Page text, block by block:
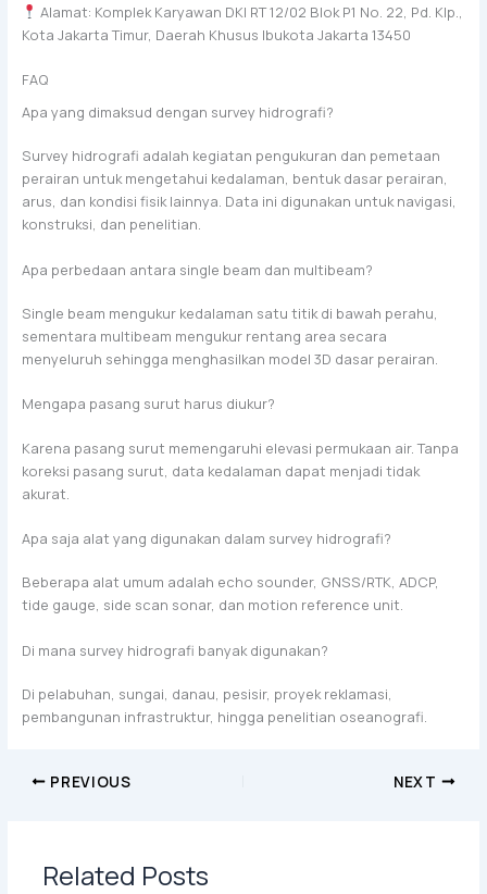
Alamat: Komplek Karyawan DKI RT 12/02 Blok P1 No. 22, Pd. Klp.,
Kota Jakarta Timur, Daerah Khusus Ibukota Jakarta 13450
FAQ
Apa yang dimaksud dengan survey hidrografi?
Survey hidrografi adalah kegiatan pengukuran dan pemetaan
perairan untuk mengetahui kedalaman, bentuk dasar perairan,
arus, dan kondisi fisik lainnya. Data ini digunakan untuk navigasi,
konstruksi, dan penelitian.
Apa perbedaan antara single beam dan multibeam?
Single beam mengukur kedalaman satu titik di bawah perahu,
sementara multibeam mengukur rentang area secara
menyeluruh sehingga menghasilkan model 3D dasar perairan.
Mengapa pasang surut harus diukur?
Karena pasang surut memengaruhi elevasi permukaan air. Tanpa
koreksi pasang surut, data kedalaman dapat menjadi tidak
akurat.
Apa saja alat yang digunakan dalam survey hidrografi?
Beberapa alat umum adalah echo sounder, GNSS/RTK, ADCP,
tide gauge, side scan sonar, dan motion reference unit.
Di mana survey hidrografi banyak digunakan?
Di pelabuhan, sungai, danau, pesisir, proyek reklamasi,
pembangunan infrastruktur, hingga penelitian oseanografi.
PREVIOUS NEXT
Related Posts